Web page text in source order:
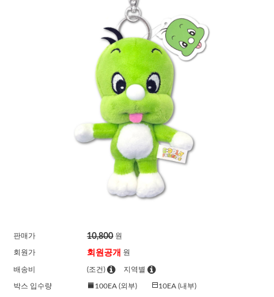
판매가 10,800원
회원가 회원공개 원
배송비 (조건) 지역별
박스 입수량 100EA (외부) 10EA (내부)